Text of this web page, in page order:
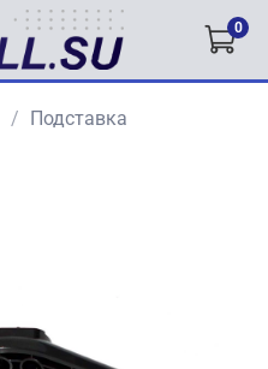
0
Подставка